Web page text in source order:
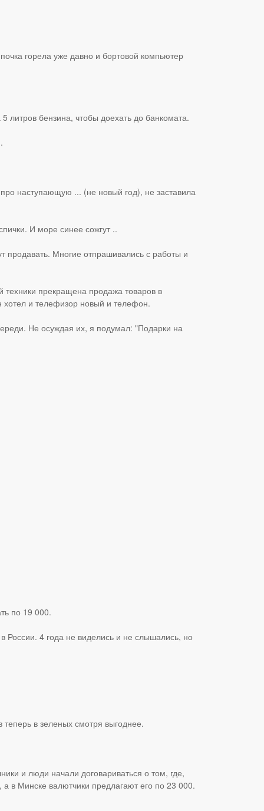
горела уже давно и бортовой компьютер
литров бензина, чтобы доехать до банкомата.
наступающую ... (не новый год), не заставила
И море синее сожгут ..
продавать. Многие отпрашивались с работы и
техники прекращена продажа товаров в
хотел и телефизор новый и телефон.
Не осуждая их, я подумал: "Подарки на
по 19 000.
России. 4 года не виделись и не слышались, но
в зеленых смотря выгоднее.
и люди начали договариваться о том, где,
в Минске валютчики предлагают его по 23 000.